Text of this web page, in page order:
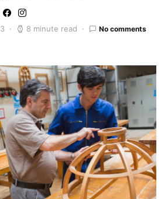
8 minute read No comments